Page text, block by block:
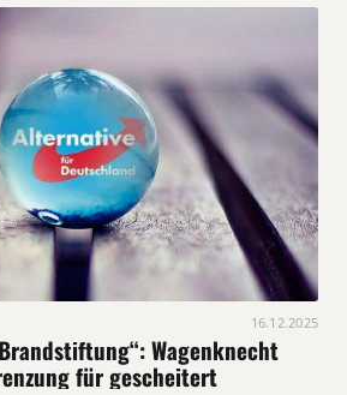
16.12.2025
Wagenknecht
für gescheitert